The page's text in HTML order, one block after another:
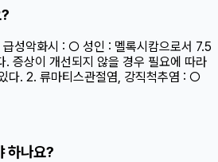
성악화시 : ○ 성인 : 멜록시캄으로서 7.5
. 증상이 개선되지 않을 경우 필요에 따라
다. 2. 류마티스관절염, 강직척추염 : ○
하나요?